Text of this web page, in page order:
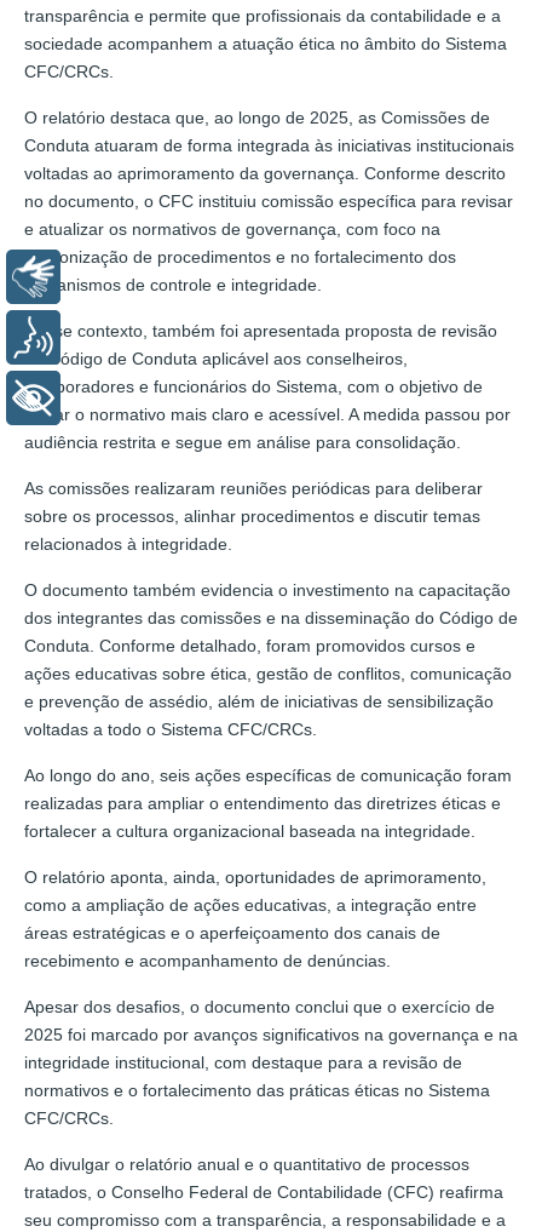
transparência e permite que profissionais da contabilidade e a
sociedade acompanhem a atuação ética no âmbito do Sistema
CFC/CRCs.
O relatório destaca que, ao longo de 2025, as Comissões de
Conduta atuaram de forma integrada às iniciativas institucionais
voltadas ao aprimoramento da governança. Conforme descrito
no documento, o CFC instituiu comissão específica para revisar
e atualizar os normativos de governança, com foco na
padronização de procedimentos e no fortalecimento dos
mecanismos de controle e integridade.
Nesse contexto, também foi apresentada proposta de revisão
do Código de Conduta aplicável aos conselheiros,
colaboradores e funcionários do Sistema, com o objetivo de
tornar o normativo mais claro e acessível. A medida passou por
audiência restrita e segue em análise para consolidação.
As comissões realizaram reuniões periódicas para deliberar
sobre os processos, alinhar procedimentos e discutir temas
relacionados à integridade.
O documento também evidencia o investimento na capacitação
dos integrantes das comissões e na disseminação do Código de
Conduta. Conforme detalhado, foram promovidos cursos e
ações educativas sobre ética, gestão de conflitos, comunicação
e prevenção de assédio, além de iniciativas de sensibilização
voltadas a todo o Sistema CFC/CRCs.
Ao longo do ano, seis ações específicas de comunicação foram
realizadas para ampliar o entendimento das diretrizes éticas e
fortalecer a cultura organizacional baseada na integridade.
O relatório aponta, ainda, oportunidades de aprimoramento,
como a ampliação de ações educativas, a integração entre
áreas estratégicas e o aperfeiçoamento dos canais de
recebimento e acompanhamento de denúncias.
Apesar dos desafios, o documento conclui que o exercício de
2025 foi marcado por avanços significativos na governança e na
integridade institucional, com destaque para a revisão de
normativos e o fortalecimento das práticas éticas no Sistema
CFC/CRCs.
Ao divulgar o relatório anual e o quantitativo de processos
tratados, o Conselho Federal de Contabilidade (CFC) reafirma
seu compromisso com a transparência, a responsabilidade e a
Libras
Voz
+ Acessibilidade